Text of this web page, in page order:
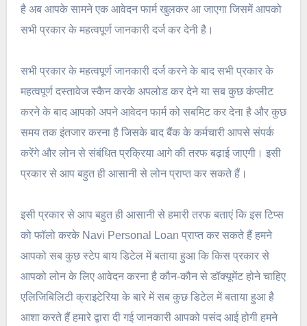
है अब आपके सामने एक आवेदन फार्म खुलकर आ जाएगा जिसमें आपको
सभी प्रकार के महत्वपूर्ण जानकारी दर्ज कर देनी है।
सभी प्रकार के महत्वपूर्ण जानकारी दर्ज करने के बाद सभी प्रकार के
महत्वपूर्ण दस्तावेज स्कैन करके अपलोड कर देने या सब कुछ कंप्लीट
करने के बाद आपको अपने आवेदन फार्म को सबमिट कर देना है और कुछ
समय तक इंतजार करना है जिसके बाद बैंक के कर्मचारी आपसे संपर्क
करेंगे और लोन से संबंधित प्रक्रिया आगे की तरफ बढ़ाई जाएगी। इसी
प्रकार से आप बहुत ही आसानी से लोन प्राप्त कर सकते हैं।
इसी प्रकार से आप बहुत ही आसानी से हमारी तरफ बताएं कि इस टिप्स
को फॉलो करके Navi Personal Loan प्राप्त कर सकते हैं हमने
आपको सब कुछ स्टेप बाय डिटेल में बताया हुआ कि किस प्रकार से
आपको लोन के लिए आवेदन करना है कौन-कौन से डॉक्यूमेंट होने चाहिए
एलिजिबिलिटी क्राइटेरिया के बारे में सब कुछ डिटेल में बताया हुआ है
आशा करते हैं हमारे द्वारा दी गई जानकारी आपको पसंद आई होगी हमने